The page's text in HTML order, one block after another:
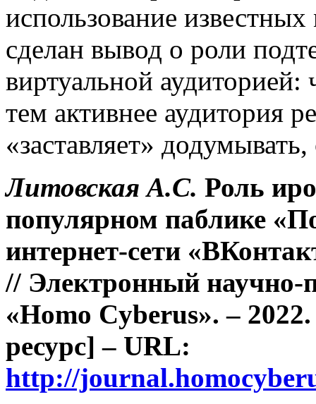
использование
сделан вывод о роли
виртуальной
тем активнее аудитория
«заставляет»
Литовская А.С. Роль
популярном паблике
интернет-сети
// Электронный научно-
«Homo Cyberus». –
ресурс] – URL:
http://